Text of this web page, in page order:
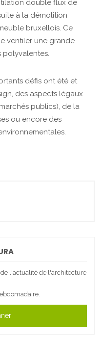
double flux de
à la démolition
bruxellois. Ce
ventiler une grande
polyvalentes.
défis ont été et
des aspects légaux
publics), de la
ou encore des
l'actualité de l'architecture